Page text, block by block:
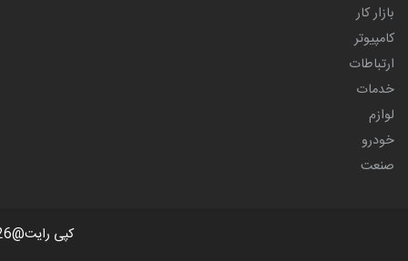
بازار کار
کامپیوتر
ارتباطات
خدمات
لوازم
خودرو
صنعت
کپی رایت@2026 تمام حقوق مادی و معنوی این سایت متعلق به گروه فارسی میتینگ میباشد